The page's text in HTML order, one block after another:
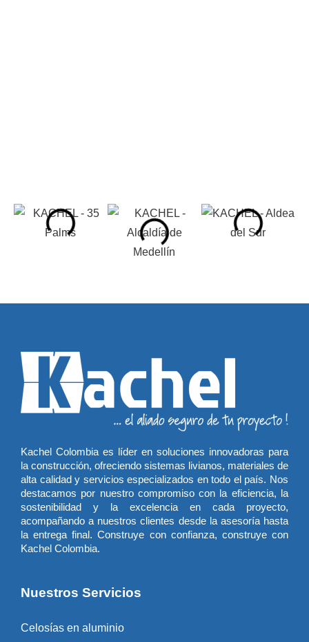
Kachel Colombia es líder en soluciones innovadoras para
la construcción, ofreciendo sistemas livianos, materiales de
alta calidad y servicios especializados en todo el país. Nos
destacamos por nuestro compromiso con la eficiencia, la
sostenibilidad y la excelencia en cada proyecto,
acompañando a nuestros clientes desde la asesoría hasta
la entrega final. Construye con confianza, construye con
Kachel Colombia.
Nuestros Servicios
Celosías en aluminio